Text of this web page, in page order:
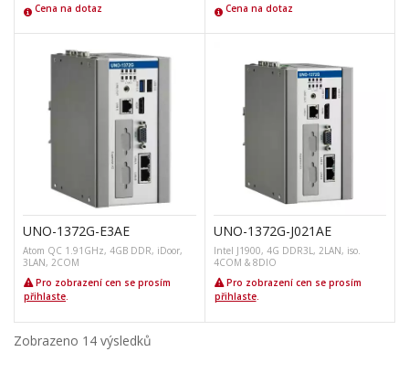
Cena na dotaz
Cena na dotaz
UNO-1372G-E3AE
Atom QC 1.91GHz, 4GB DDR, iDoor,
3LAN, 2COM
Pro zobrazení cen se prosím
přihlaste
UNO-1372G-J021AE
Intel J1900, 4G DDR3L, 2LAN, iso.
4COM & 8DIO
Pro zobrazení cen se prosím
přihlaste.
Zobrazeno 14 výsledků